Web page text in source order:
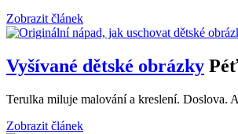
Zobrazit článek
Vyšívané dětské obrázky
Terulka miluje malování a kreslení. Doslova.
Zobrazit článek